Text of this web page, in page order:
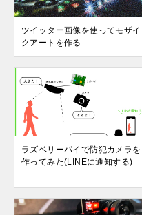
ツイッター画像を使ってモザイ
クアートを作る
ラズベリーパイで防犯カメラを
作ってみた(LINEに通知する)